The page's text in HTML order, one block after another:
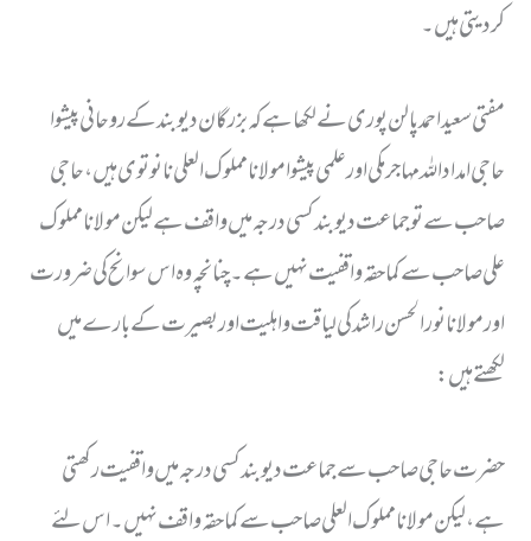
کردیتی ہیں۔
مفتی سعید احمد پالن پوری نے لکھا ہے کہ بزرگان دیوبند کے روحانی پیشوا
حاجی امداد اللہ مہاجر مکی اور علمی پیشوا مولانا مملوک العلی نانوتوی ہیں ، حاجی
صاحب سے تو جماعت دیوبند کسی درجہ میں واقف ہے لیکن مولانا مملوک
علی صاحب سے کماحقہ واقفیت نہیں ہے۔ چنانچہ وہ اس سوانح کی ضرورت
اور مولانا نور الحسن راشد کی لیاقت واہلیت اور بصیرت کے بارے میں
لکھتے ہیں:
حضرت حاجی صاحب سے جماعت دیو بند کسی درجہ میں واقفیت رکھتی
ہے، لیکن مولانا مملوک العلی صاحب سے کما حقہ واقف نہیں۔ اس لئے